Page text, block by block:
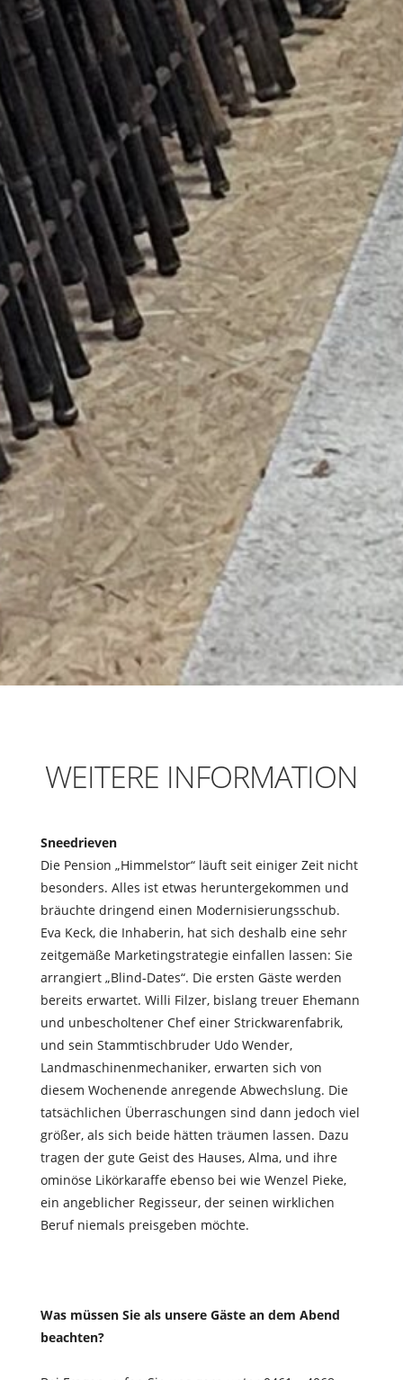
WEITERE INFORMATION
Sneedrieven
Die Pension „Himmelstor“ läuft seit einiger Zeit nicht
besonders. Alles ist etwas heruntergekommen und
bräuchte dringend einen Modernisierungsschub.
Eva Keck, die Inhaberin, hat sich deshalb eine sehr
zeitgemäße Marketingstrategie einfallen lassen: Sie
arrangiert „Blind-Dates“. Die ersten Gäste werden
bereits erwartet. Willi Filzer, bislang treuer Ehemann
und unbescholtener Chef einer Strickwarenfabrik,
und sein Stammtischbruder Udo Wender,
Landmaschinenmechaniker, erwarten sich von
diesem Wochenende anregende Abwechslung. Die
tatsächlichen Überraschungen sind dann jedoch viel
größer, als sich beide hätten träumen lassen. Dazu
tragen der gute Geist des Hauses, Alma, und ihre
ominöse Likörkaraffe ebenso bei wie Wenzel Pieke,
ein angeblicher Regisseur, der seinen wirklichen
Beruf niemals preisgeben möchte.
Was müssen Sie als unsere Gäste an dem Abend
beachten?